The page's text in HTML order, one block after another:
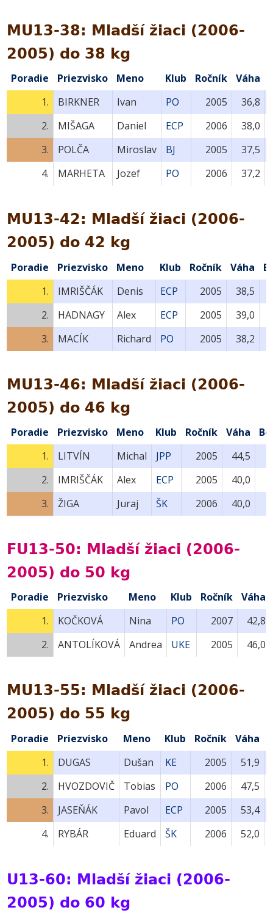
MU13-38: Mladší žiaci (2006-
2005) do 38 kg
Poradie Priezvisko Meno Klub Ročník Váha
1.
BIRKNER Ivan PO 2005
36,8
2.
MIŠAGA Daniel ECP 2006
38,0
3.
POLČA Miroslav BJ 2005
37,5
4.
MARHETA Jozef PO 2006 37,2
MU13-42: Mladší žiaci (2006-
2005) do 42 kg
Poradie Priezvisko Meno Klub Ročník Váha
1.
IMRIŠČÁK Denis ECP 2005
38,5
2.
HADNAGY Alex ECP 2005
39,0
3.
MACÍK Richard PO 2005 38,2
MU13-46: Mladší žiaci (2006-
2005) do 46 kg
Poradie Priezvisko Meno Klub Ročník Váha
1.
LITVÍN Michal JPP 2005
44,5
2.
IMRIŠČÁK Alex ECP 2005
40,0
3.
ŽIGA Juraj ŠK 2006 40,0
FU13-50: Mladší žiaci (2006-
2005) do 50 kg
Poradie Priezvisko Meno Klub Ročník
Váha
1.
KOČKOVÁ Nina PO 2007
42,8
2.
ANTOLÍKOVÁ Andrea UKE 2005 46,0
MU13-55: Mladší žiaci (2006-
2005) do 55 kg
Poradie Priezvisko Meno Klub Ročník Váha
1.
DUGAS Dušan KE 2005
51,9
2.
HVOZDOVIČ Tobias PO 2006
47,5
3.
JASEŇÁK Pavol ECP 2005
53,4
4.
RYBÁR Eduard ŠK 2006 52,0
U13-60: Mladší žiaci (2006-
2005) do 60 kg